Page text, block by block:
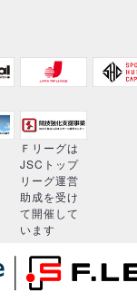
Ｆリーグは
JSCトップ
リーグ運営
助成を受け
て開催して
います